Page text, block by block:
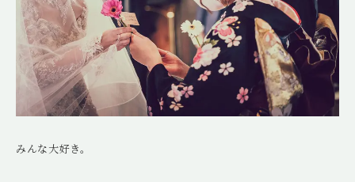
みんな大好き。